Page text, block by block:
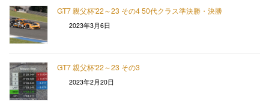
GT7 親父杯'22～23 その4 50代クラス準決勝・決勝
2023年3月6日
GT7 親父杯'22～23 その3
2023年2月20日